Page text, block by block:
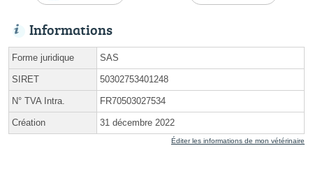
Informations
Forme juridique SAS
SIRET 50302753401248
N° TVA Intra. FR70503027534
Création 31 décembre 2022
Éditer les informations de mon vétérinaire